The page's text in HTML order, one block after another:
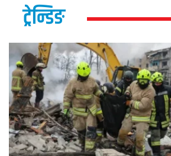
ट्रेन्डिङ